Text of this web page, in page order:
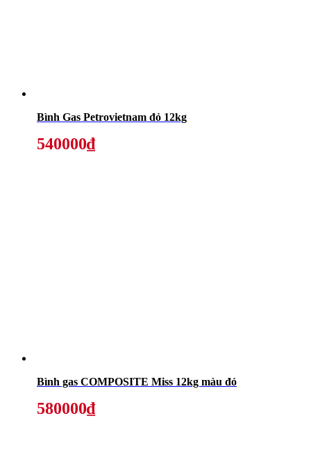
Bình Gas Petrovietnam đỏ 12kg
540000₫
Bình gas COMPOSITE Miss 12kg màu đỏ
580000₫